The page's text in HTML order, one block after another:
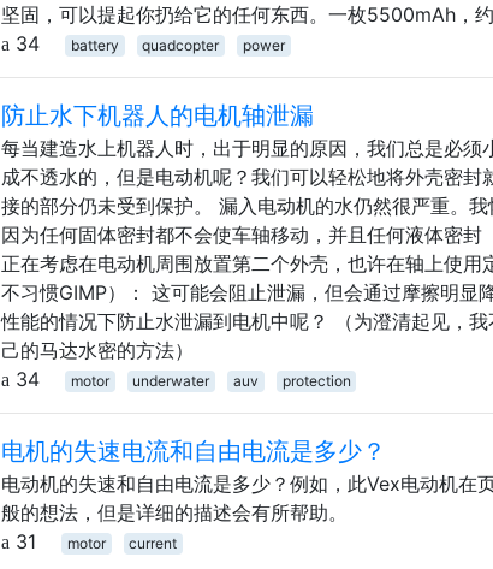
坚固，可以提起你扔给它的任何东西。一枚5500mAh，
34
battery quadcopter power
防止水下机器人的电机轴泄漏
每当建造水上机器人时，出于明显的原因，我们总是必
成不透水的，但是电动机呢？我们可以轻松地将外壳密
接的部分仍未受到保护。 漏入电动机的水仍然很严重。
因为任何固体密封都不会使车轴移动，并且任何液体密
正在考虑在电动机周围放置第二个外壳，也许在轴上使用
不习惯GIMP）： 这可能会阻止泄漏，但会通过摩擦明
性能的情况下防止水泄漏到电机中呢？ （为澄清起见，
己的马达水密的方法）
34
motor underwater auv protection
电机的失​​速电流和自由电流是多少？
电动机的失速和自由电流是多少？例如，此Vex电动机在
般的想法，但是详细的描述会有所帮助。
31
motor current